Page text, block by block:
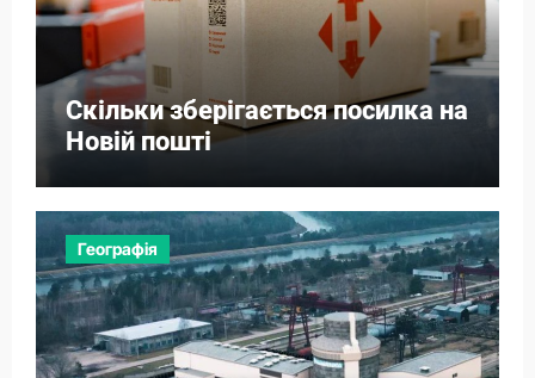
Скільки зберігається посилка на
Новій пошті
Географія